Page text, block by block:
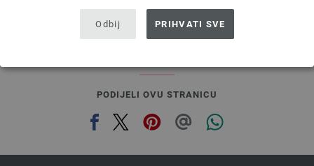
Odbij PRIHVATI SVE
prev next
PODIJELI OVU STRANICU